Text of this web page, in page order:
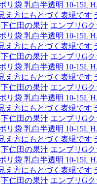
袋 乳白半透明 10-15L
え方にもとづく表現です
下仁田の果汁 エンブリG
袋 乳白半透明 10-15L
え方にもとづく表現です
下仁田の果汁 エンブリG
袋 乳白半透明 10-15L
え方にもとづく表現です
下仁田の果汁 エンブリG
袋 乳白半透明 10-15L
え方にもとづく表現です
下仁田の果汁 エンブリG
袋 乳白半透明 10-15L
え方にもとづく表現です
下仁田の果汁 エンブリG
袋 乳白半透明 10-15L
え方にもとづく表現です
下仁田の果汁 エンブリG